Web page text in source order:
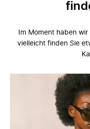
Im Moment haben
vielleicht finden Sie